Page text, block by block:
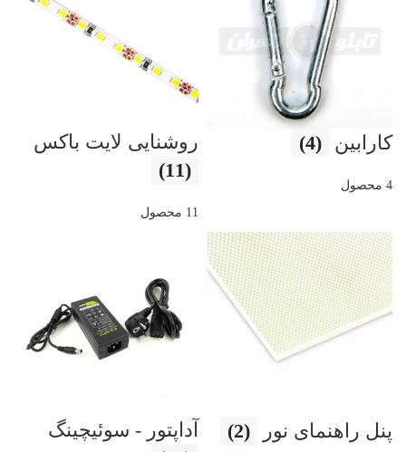
کارابین (4)
4 محصول
روشنایی لایت باکس
(11)
11 محصول
پنل راهنمای نور (2)
آداپتور - سوئیچینگ